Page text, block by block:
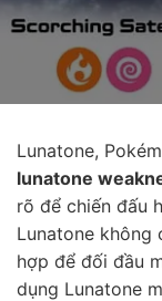
Lunatone,
lunatone
rõ để chiến đấu
Lunatone không
hợp để đối đầu
dụng Lunatone